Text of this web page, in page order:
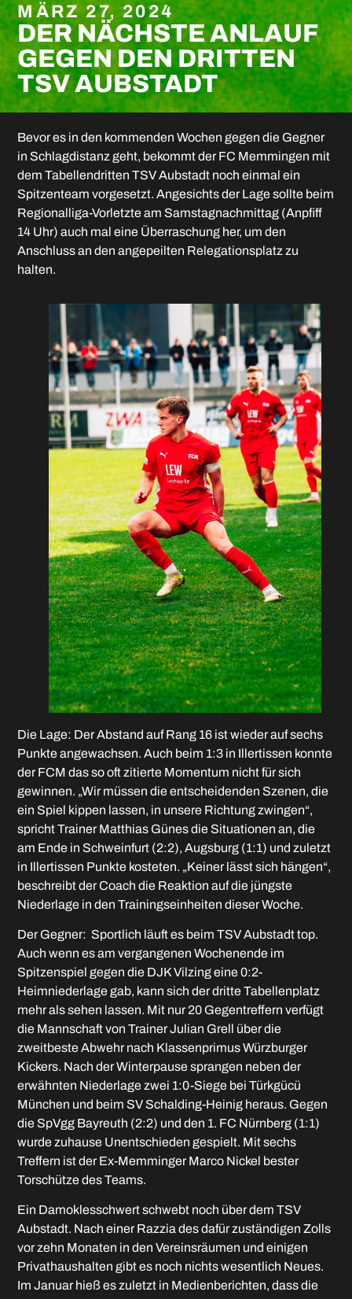
MÄRZ 27, 2024
DER NÄCHSTE ANLAUF
GEGEN DEN DRITTEN
TSV AUBSTADT
Bevor es in den kommenden Wochen gegen die Gegner
in Schlagdistanz geht, bekommt der FC Memmingen mit
dem Tabellendritten TSV Aubstadt noch einmal ein
Spitzenteam vorgesetzt. Angesichts der Lage sollte beim
Regionalliga-Vorletzte am Samstagnachmittag (Anpfiff
14 Uhr) auch mal eine Überraschung her, um den
Anschluss an den angepeilten Relegationsplatz zu
halten.
Die Lage: Der Abstand auf Rang 16 ist wieder auf sechs
Punkte angewachsen. Auch beim 1:3 in Illertissen konnte
der FCM das so oft zitierte Momentum nicht für sich
gewinnen. „Wir müssen die entscheidenden Szenen, die
ein Spiel kippen lassen, in unsere Richtung zwingen“,
spricht Trainer Matthias Günes die Situationen an, die
am Ende in Schweinfurt (2:2), Augsburg (1:1) und zuletzt
in Illertissen Punkte kosteten. „Keiner lässt sich hängen“,
beschreibt der Coach die Reaktion auf die jüngste
Niederlage in den Trainingseinheiten dieser Woche.
Der Gegner: Sportlich läuft es beim TSV Aubstadt top.
Auch wenn es am vergangenen Wochenende im
Spitzenspiel gegen die DJK Vilzing eine 0:2-
Heimniederlage gab, kann sich der dritte Tabellenplatz
mehr als sehen lassen. Mit nur 20 Gegentreffern verfügt
die Mannschaft von Trainer Julian Grell über die
zweitbeste Abwehr nach Klassenprimus Würzburger
Kickers. Nach der Winterpause sprangen neben der
erwähnten Niederlage zwei 1:0-Siege bei Türkgücü
München und beim SV Schalding-Heinig heraus. Gegen
die SpVgg Bayreuth (2:2) und den 1. FC Nürnberg (1:1)
wurde zuhause Unentschieden gespielt. Mit sechs
Treffern ist der Ex-Memminger Marco Nickel bester
Torschütze des Teams.
Ein Damoklesschwert schwebt noch über dem TSV
Aubstadt. Nach einer Razzia des dafür zuständigen Zolls
vor zehn Monaten in den Vereinsräumen und einigen
Privathaushalten gibt es noch nichts wesentlich Neues.
Im Januar hieß es zuletzt in Medienberichten, dass die